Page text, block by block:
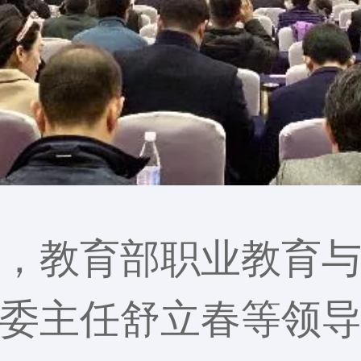
教育部职业教育
主任舒立春等领